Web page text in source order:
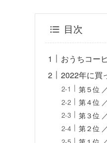
目次
おうちコー
2022年に買
第５位
第４位
第３位
第２位